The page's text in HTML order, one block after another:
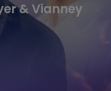
& Vianney